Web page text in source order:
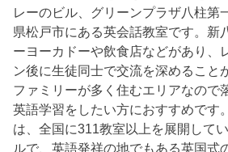
レーのビル、グリーンプラザ八柱第
県松戸市にある英会話教室です。新
ーヨーカドーや飲食店などがあり、
ン後に生徒同士で交流を深めること
ファミリーが多く住むエリアなので
英語学習をしたい方におすすめです
は、全国に311教室以上を展開して
ルで、英語発祥の地でもある英国式